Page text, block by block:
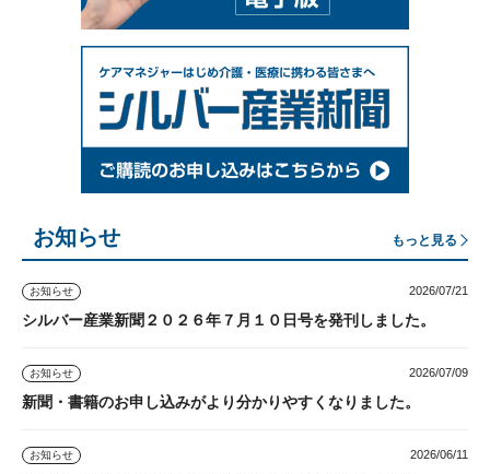
お知らせ もっと見る
お知らせ 2026/07/21
シルバー産業新聞２０２６年７月１０日号を発刊しました。
お知らせ 2026/07/09
新聞・書籍のお申し込みがより分かりやすくなりました。
お知らせ 2026/06/11